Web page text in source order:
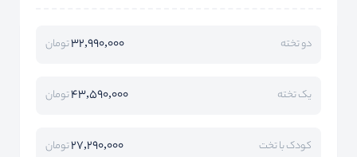
دو تخته 32,990,000تومان
یک تخته 43,590,000تومان
کودک با تخت 27,290,000تومان